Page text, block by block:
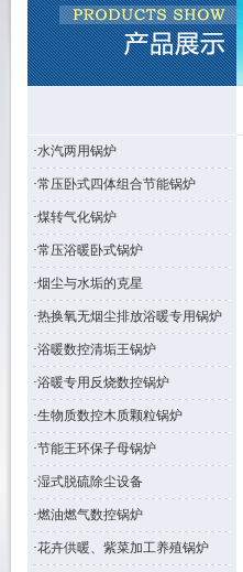
·水汽两用锅炉
·常压卧式四体组合节能锅炉
·煤转气化锅炉
·常压浴暖卧式锅炉
·烟尘与水垢的克星
·热换氧无烟尘排放浴暖专用锅炉
·浴暖数控清垢王锅炉
·浴暖专用反烧数控锅炉
·生物质数控木质颗粒锅炉
·节能王环保子母锅炉
·湿式脱硫除尘设备
·燃油燃气数控锅炉
·花卉供暖、紫菜加工养殖锅炉